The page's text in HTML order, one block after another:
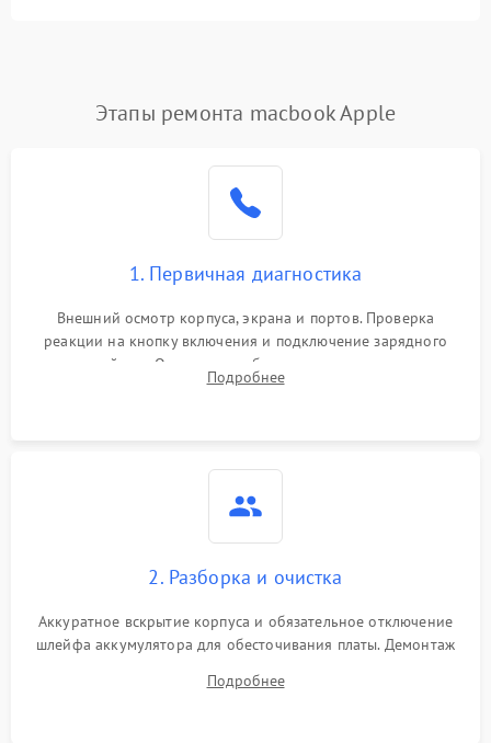
Этапы ремонта macbook Apple
1. Первичная диагностика
Внешний осмотр корпуса, экрана и портов. Проверка
реакции на кнопку включения и подключение зарядного
устройства. Оценка потребления тока с помощью
лабораторного блока питания для локализации проблемы.
Подробнее
2. Разборка и очистка
Аккуратное вскрытие корпуса и обязательное отключение
шлейфа аккумулятора для обесточивания платы. Демонтаж
высохшей термопасты с кристаллов чипов.
Подробнее